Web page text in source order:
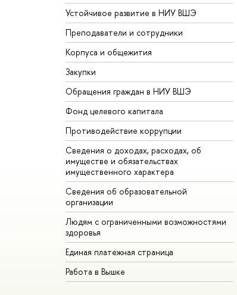
Устойчивое развитие в НИУ ВШЭ
Преподаватели и сотрудники
Корпуса и общежития
Закупки
Обращения граждан в НИУ ВШЭ
Фонд целевого капитала
Противодействие коррупции
Сведения о доходах, расходах, об
имуществе и обязательствах
имущественного характера
Сведения об образовательной
организации
Людям с ограниченными возможностями
здоровья
Единая платежная страница
Работа в Вышке